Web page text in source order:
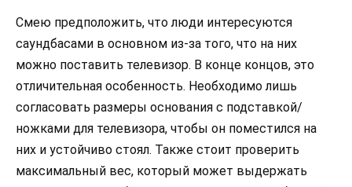
Смею предположить, что люди интересуются
саундбасами в основном из-за того, что на них
можно поставить телевизор. В конце концов, это
отличительная особенность. Необходимо лишь
согласовать размеры основания с подставкой/
ножками для телевизора, чтобы он поместился на
них и устойчиво стоял. Также стоит проверить
максимальный вес, который может выдержать